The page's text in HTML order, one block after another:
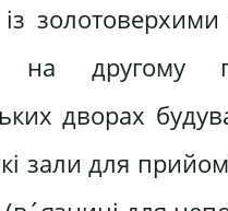
на другому
дворах
зали для